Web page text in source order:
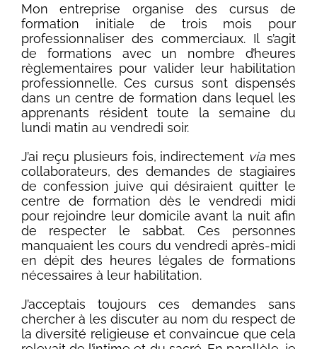
Mon entreprise organise des cursus de
formation initiale de trois mois pour
professionnaliser des commerciaux. Il s’agit
de formations avec un nombre d’heures
règlementaires pour valider leur habilitation
professionnelle. Ces cursus sont dispensés
dans un centre de formation dans lequel les
apprenants résident toute la semaine du
lundi matin au vendredi soir.
J’ai reçu plusieurs fois, indirectement via mes
collaborateurs, des demandes de stagiaires
de confession juive qui désiraient quitter le
centre de formation dès le vendredi midi
pour rejoindre leur domicile avant la nuit afin
de respecter le sabbat. Ces personnes
manquaient les cours du vendredi après-midi
en dépit des heures légales de formations
nécessaires à leur habilitation.
J’acceptais toujours ces demandes sans
chercher à les discuter au nom du respect de
la diversité religieuse et convaincue que cela